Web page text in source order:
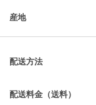
産地
配送方法
配送料金（送料）